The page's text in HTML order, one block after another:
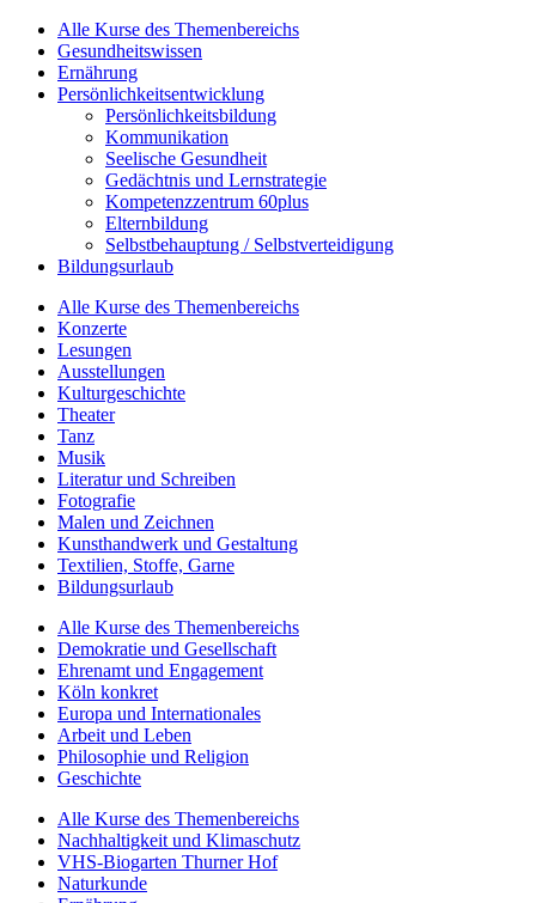
Alle Kurse des Themenbereichs
Gesundheitswissen
Ernährung
Persönlichkeitsentwicklung
Persönlichkeitsbildung
Kommunikation
Seelische Gesundheit
Gedächtnis und Lernstrategie
Kompetenzzentrum 60plus
Elternbildung
Selbstbehauptung / Selbstverteidigung
Bildungsurlaub
Alle Kurse des Themenbereichs
Konzerte
Lesungen
Ausstellungen
Kulturgeschichte
Theater
Tanz
Musik
Literatur und Schreiben
Fotografie
Malen und Zeichnen
Kunsthandwerk und Gestaltung
Textilien, Stoffe, Garne
Bildungsurlaub
Alle Kurse des Themenbereichs
Demokratie und Gesellschaft
Ehrenamt und Engagement
Köln konkret
Europa und Internationales
Arbeit und Leben
Philosophie und Religion
Geschichte
Alle Kurse des Themenbereichs
Nachhaltigkeit und Klimaschutz
VHS-Biogarten Thurner Hof
Naturkunde